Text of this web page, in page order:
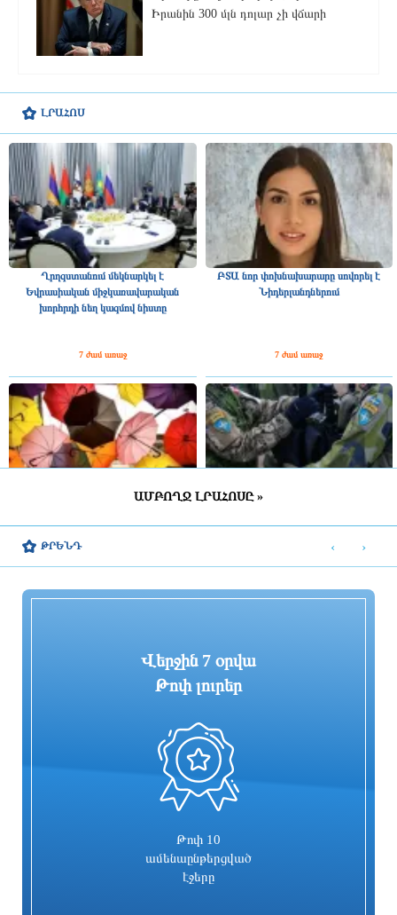
ԼՐԱՀՈՍ
Ղրղզստանում մեկնարկել է
Եվրասիական միջկառավարական
խորհրդի նեղ կազմով նիստը
7 ժամ առաջ
ԲՏԱ նոր փոխնախարարը սովորել է
Նիդերլանդներում
7 ժամ առաջ
հնարավոր է կարկուտ
ամենամեծը մի քանի տասնամյակի
ընթացքում
«ՑԱՅԳ» հեռուստաընկերությունն
իրականացնում է «Շիրակցու խոսք»
Հիմնանորոգվում է Սևան-Մարտունի-
ավտոճանապարհի մի հատվածը
ԱՄԲՈՂՋ ԼՐԱՀՈՍԸ »
Իրանին 300 մլն դոլար չի վճարի
ԹՐԵՆԴ
Վերջին 7 օրվա
Թոփ լուրեր
Թոփ 10
ամենաընթերցված
էջերը
‹ ›